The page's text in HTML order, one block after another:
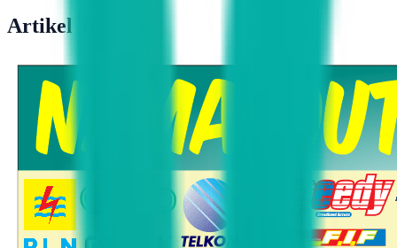
Artikel Terkait